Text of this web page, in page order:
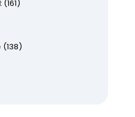
(161)
(138)